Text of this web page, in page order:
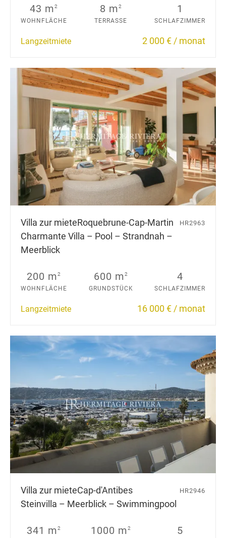
43 m2
WOHNFLÄCHE
8 m2
TERRASSE
1
SCHLAFZIMMER
Langzeitmiete 2 000 € / monat
Villa zur mieteRoquebrune-Cap-Martin
Charmante Villa – Pool – Strandnah –
Meerblick
HR2963
200 m2
WOHNFLÄCHE
600 m2
GRUNDSTÜCK
4
SCHLAFZIMMER
Langzeitmiete 16 000 € / monat
Villa zur mieteCap-d'Antibes
Steinvilla – Meerblick – Swimmingpool
HR2946
341 m2 1000 m2 5